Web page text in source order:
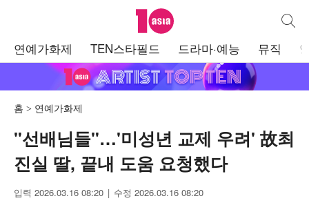
텐아시아 통합
연예가화제 TEN스타필드 드라마·예능 뮤직
홈 연예가화제
"선배님들"…'미성년 교제 우려' 故최
진실 딸, 끝내 도움 요청했다
입력 2026.03.16 08:20 수정 2026.03.16 08:20